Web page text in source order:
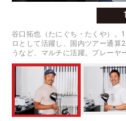
1
谷口拓也（たにぐち・たくや）。
ロとして活躍し、国内ツアー通算
うなど、マルチに活躍。プレーヤ